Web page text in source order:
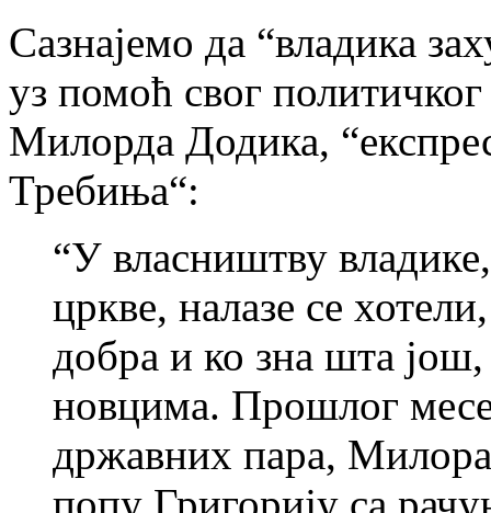
Сазнајемо да “владика
уз помоћ свог
Милорда Додика,
Требиња“:
“У власништву
цркве, налазе се
добра и ко зна шта
новцима. Прошлог
државних пара,
попу Григорију са